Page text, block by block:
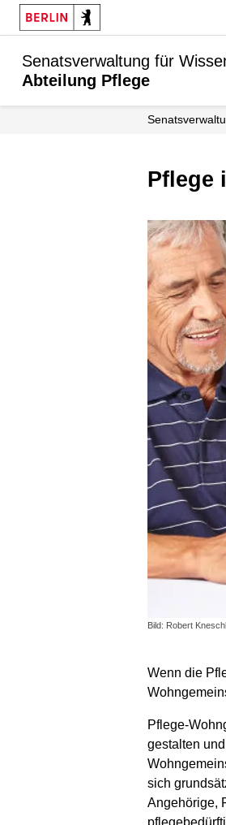
Senatsverwaltung für
Abteilung Pflege
Bild: Robert
Wenn die
Pflege-
gestalten
sich
Angehörige,